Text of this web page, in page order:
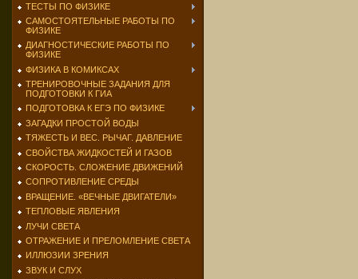
ТЕСТЫ ПО ФИЗИКЕ
САМОСТОЯТЕЛЬНЫЕ РАБОТЫ ПО
ФИЗИКЕ
ДИАГНОСТИЧЕСКИЕ РАБОТЫ ПО
ФИЗИКЕ
ФИЗИКА В КОМИКСАХ
ТРЕНИРОВОЧНЫЕ ЗАДАНИЯ ДЛЯ
ПОДГОТОВКИ К ГИА
ПОДГОТОВКА К ЕГЭ ПО ФИЗИКЕ
ЗАГАДКИ ПРОСТОЙ ВОДЫ
ТЯЖЕСТЬ И ВЕС. РЫЧАГ. ДАВЛЕНИЕ
СВОЙСТВА ЖИДКОСТЕЙ И ГАЗОВ
СКОРОСТЬ. СЛОЖЕНИЕ ДВИЖЕНИЙ
СОПРОТИВЛЕНИЕ СРЕДЫ
ВРАЩЕНИЕ. «ВЕЧНЫЕ ДВИГАТЕЛИ»
ТЕПЛОВЫЕ ЯВЛЕНИЯ
ЛУЧИ СВЕТА
ОТРАЖЕНИЕ И ПРЕЛОМЛЕНИЕ СВЕТА
ИЛЛЮЗИИ ЗРЕНИЯ
ЗВУК И СЛУХ